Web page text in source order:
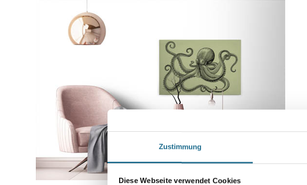
Zustimmung
Diese Webseite verwendet Cookies